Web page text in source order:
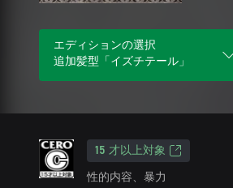
エディションの選択
追加髪型「イズチテール」
15 才以上対象
性的内容、暴力